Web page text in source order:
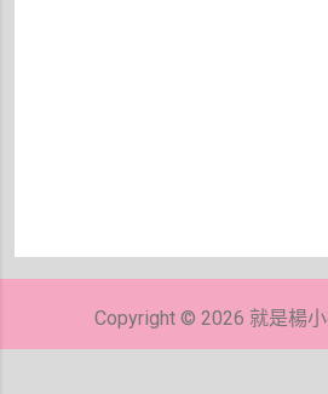
貼
Copyright © 2026 就是楊